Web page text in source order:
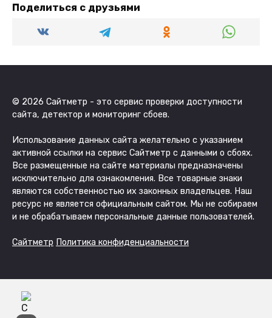
Поделиться с друзьями
© 2026 Сайтметр - это сервис проверки доступности
сайта, детектор и мониторинг сбоев.
Использование данных сайта желательно с указанием
активной ссылки на сервис Сайтметр с данными о сбоях.
Все размещенные на сайте материалы предназначены
исключительно для ознакомления. Все товарные знаки
являются собственностью их законных владельцев. Наш
ресурс не является официальным сайтом. Мы не собираем
и не обрабатываем персональные данные пользователей.
Сайтметр Политика конфиденциальности